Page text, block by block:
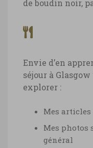
de boudin noir,
Envie d’en
séjour à
explorer :
Mes articles
Mes photos
général